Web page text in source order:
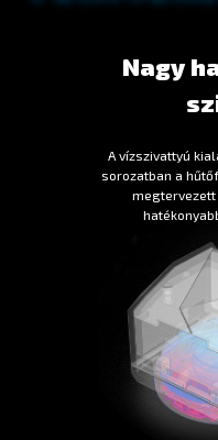
Nagy
A vízszivattyú
sorozatban a